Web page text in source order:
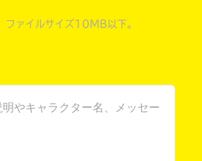
ァイルサイズ10MB以下。